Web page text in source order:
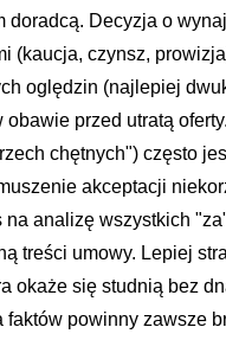
doradcą. Decyzja o
(kaucja, czynsz,
oględzin (najlepiej
obawie przed utratą
chętnych") często
akceptacji
na analizę wszystkich
treści umowy. Lepiej
okaże się studnią bez
faktów powinny zawsze